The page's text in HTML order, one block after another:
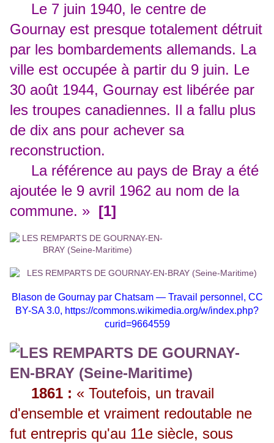
Le 7 juin 1940, le centre de
Gournay est presque totalement détruit
par les bombardements allemands. La
ville est occupée à partir du 9 juin. Le
30 août 1944, Gournay est libérée par
les troupes canadiennes. Il a fallu plus
de dix ans pour achever sa
reconstruction.
La référence au pays de Bray a été
ajoutée le 9 avril 1962 au nom de la
commune. » [1]
Blason de Gournay par Chatsam — Travail personnel, CC
BY-SA 3.0, https://commons.wikimedia.org/w/index.php?
curid=9664559
1861 : « Toutefois, un travail
d'ensemble et vraiment redoutable ne
fut entrepris qu'au 11e siècle, sous